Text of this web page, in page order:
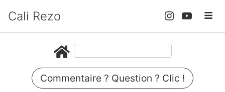
Cali Rezo
Commentaire ? Question ? Clic !